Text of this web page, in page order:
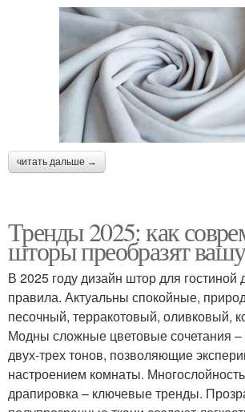
читать дальше →
Тренды 2025: как
шторы преобразят
В 2025 году дизайн штор для гостиной
правила. Актуальны спокойные,
песочный, терракотовый, оливковый,
Модны сложные цветовые сочетания
двух-трех тонов, позволяющие
настроением комнаты.
драпировка – ключевые тренды.